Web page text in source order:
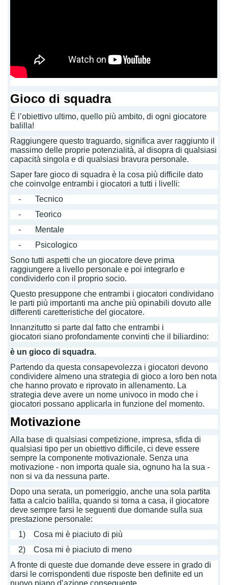
Gioco di squadra
È l’obiettivo ultimo, quello più ambito, di ogni giocatore
balilla!
Raggiungere questo traguardo, significa aver raggiunto il
massimo delle proprie potenzialità, al disopra di qualsiasi
capacità singola e di qualsiasi bravura personale.
Saper fare gioco di squadra è la cosa più difficile dato
che coinvolge entrambi i giocatori a tutti i livelli:
- Tecnico
- Teorico
- Mentale
- Psicologico
Sono tutti aspetti che un giocatore deve prima
raggiungere a livello personale e poi integrarlo e
condividerlo con il proprio socio.
Questo presuppone che entrambi i giocatori condividano
le parti più importanti ma anche più opinabili dovuto alle
differenti caretteristiche del giocatore.
Innanzitutto si parte dal fatto che entrambi i
giocatori siano profondamente convinti che il biliardino:
è un gioco di squadra.
Partendo da questa consapevolezza i giocatori devono
condividere almeno una strategia di gioco a loro ben nota
che hanno provato e riprovato in allenamento. La
strategia deve avere un nome univoco in modo che i
giocatori possano applicarla in funzione del momento.
Motivazione
Alla base di qualsiasi competizione, impresa, sfida di
qualsiasi tipo per un obiettivo difficile, ci deve essere
sempre la componente motivazionale. Senza una
motivazione - non importa quale sia, ognuno ha la sua -
non si va da nessuna parte.
Dopo una serata, un pomeriggio, anche una sola partita
fatta a calcio balilla, quando si torna a casa, il giocatore
deve sempre farsi le seguenti due domande sulla sua
prestazione personale:
1) Cosa mi è piaciuto di più
2) Cosa mi è piaciuto di meno
A fronte di queste due domande deve essere in grado di
darsi le corrispondenti due risposte ben definite ed un
nuovo piano d’azione conseguente.